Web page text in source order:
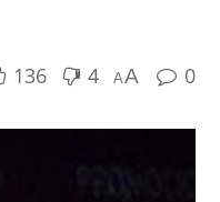
136 4 AA 0